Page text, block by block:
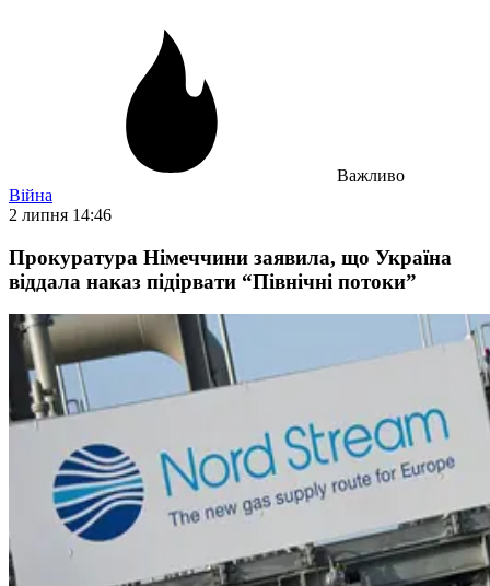
Важливо
Війна
2 липня 14:46
Прокуратура Німеччини заявила, що Україна
віддала наказ підірвати “Північні потоки”